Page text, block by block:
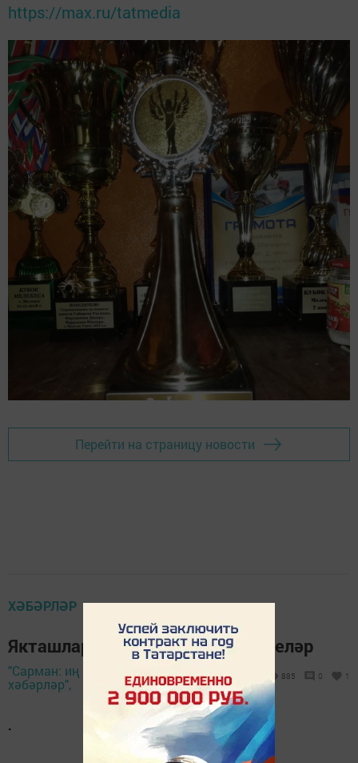
https://max.ru/tatmedia
Перейти на страницу новости
ХӘБӘРЛӘР
Якташларыбыз бәйгене ямьләделәр
"Сарман: иң яңа
хәбәрләр",
16:35
885 0 1
.